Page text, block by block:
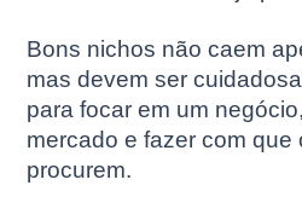
Bons nichos não caem
mas devem ser
para focar em um
mercado e fazer com que
procurem.